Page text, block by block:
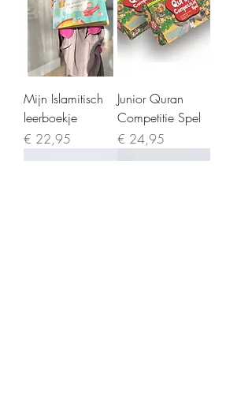
Mijn Islamitisch
leerboekje
Prijs
€ 22,95
Junior Quran
Competitie Spel
Prijs
€ 24,95